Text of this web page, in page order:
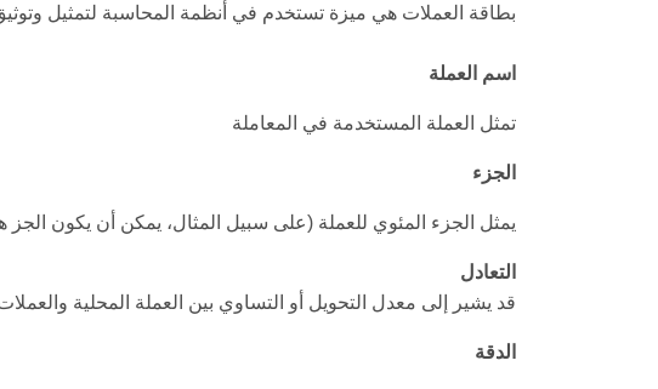
بطاقة العملات هي ميزة تستخدم في أنظمة المحاسبة لتمثيل
اسم العملة
تمثل العملة المستخدمة في المعاملة
الجزء
يمثل الجزء المئوي للعملة (على سبيل المثال، يمكن أن يكون
التعادل
قد يشير إلى معدل التحويل أو التساوي بين العملة المحلية
الدقة